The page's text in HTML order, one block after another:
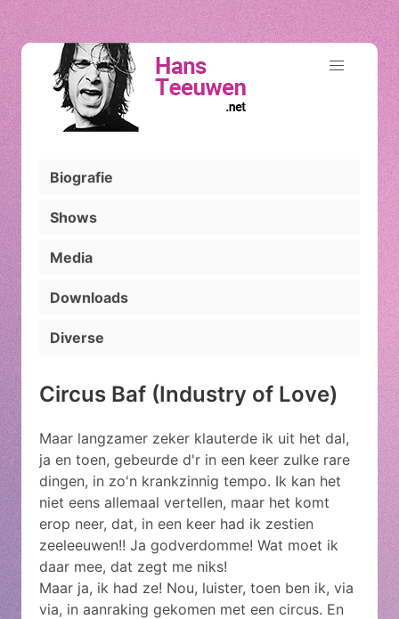
Biografie
Shows
Media
Downloads
Diverse
Circus Baf (Industry of Love)
Maar langzamer zeker klauterde ik uit het dal,
ja en toen, gebeurde d'r in een keer zulke rare
dingen, in zo'n krankzinnig tempo. Ik kan het
niet eens allemaal vertellen, maar het komt
erop neer, dat, in een keer had ik zestien
zeeleeuwen!! Ja godverdomme! Wat moet ik
daar mee, dat zegt me niks!
Maar ja, ik had ze! Nou, luister, toen ben ik, via
via, in aanraking gekomen met een circus. En